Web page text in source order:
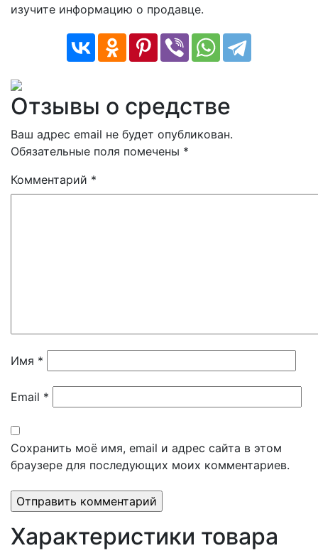
изучите информацию о продавце.
Отзывы о средстве
Ваш адрес email не будет опубликован.
Обязательные поля помечены *
Комментарий *
Имя *
Email *
Сохранить моё имя, email и адрес сайта в этом
браузере для последующих моих комментариев.
Характеристики товара